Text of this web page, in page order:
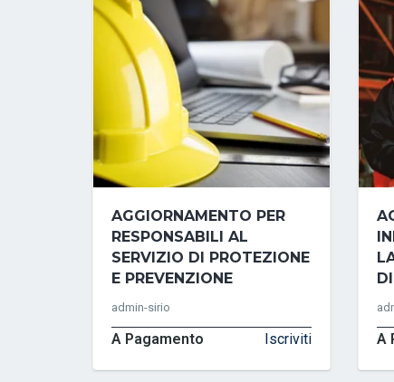
AGGIORNAMENTO PER
RESPONSABILI AL
SERVIZIO DI PROTEZIONE
E PREVENZIONE
admin-sirio
A Pagamento Iscriviti A